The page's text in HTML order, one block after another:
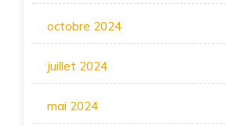
octobre 2024
juillet 2024
mai 2024